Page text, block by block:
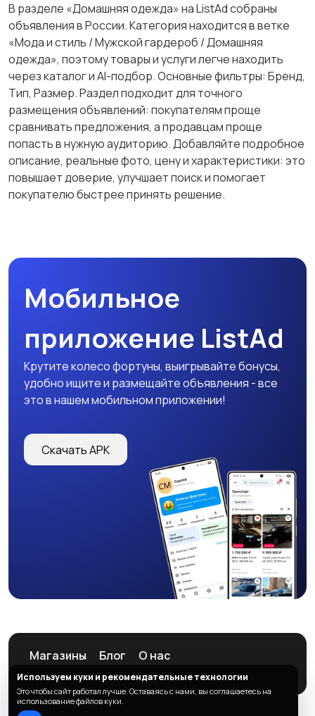
Футболки и поло Штаны и шорты
Другое
В разделе «Домашняя одежда» на ListAd собраны
объявления в России. Категория находится в ветке
«Мода и стиль / Мужской гардероб / Домашняя
одежда», поэтому товары и услуги легче находить
через каталог и AI-подбор. Основные фильтры: Бренд,
Тип, Размер. Раздел подходит для точного
размещения объявлений: покупателям проще
сравнивать предложения, а продавцам проще
попасть в нужную аудиторию. Добавляйте подробное
описание, реальные фото, цену и характеристики: это
повышает доверие, улучшает поиск и помогает
покупателю быстрее принять решение.
Мобильное
приложение ListAd
Крутите колесо фортуны, выигрывайте бонусы,
удобно ищите и размещайте объявления - все
это в нашем мобильном приложении!
Скачать APK
Магазины Блог
О нас
Служба поддержки
Используем куки и рекомендательные технологии
Это чтобы сайт работал лучше. Оставаясь с нами, вы соглашаетесь на
использование файлов куки.